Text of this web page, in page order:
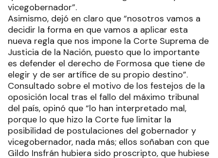
vicegobernador”.
Asimismo, dejó en claro que “nosotros vamos a
decidir la forma en que vamos a aplicar esta
nueva regla que nos impone la Corte Suprema de
Justicia de la Nación, puesto que lo importante
es defender el derecho de Formosa que tiene de
elegir y de ser artífice de su propio destino”.
Consultado sobre el motivo de los festejos de la
oposición local tras el fallo del máximo tribunal
del país, opinó que “lo han interpretado mal,
porque lo que hizo la Corte fue limitar la
posibilidad de postulaciones del gobernador y
vicegobernador, nada más; ellos soñaban con que
Gildo Insfrán hubiera sido proscripto, que hubiese